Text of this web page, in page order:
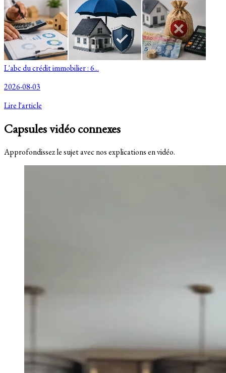
L'abc du crédit immobilier : 6...
2026-08-03
Lire l'article
Capsules vidéo connexes
Approfondissez le sujet avec nos explications en vidéo.